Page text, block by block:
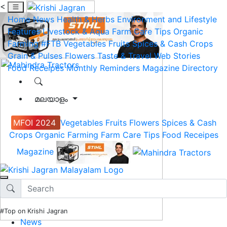
<
Home News Health & Herbs Environment and Lifestyle
Features Livestock & Aqua Farm Care Tips Organic
Farming #FTB Vegetables Fruits Spices & Cash Crops
Grain & Pulses Flowers Taste & Travel Web Stories
Food Receipes Monthly Reminders Magazine Directory
മലയാളം
MFOI 2024 Vegetables Fruits Flowers Spices & Cash
Crops Organic Farming Farm Care Tips Food Receipes
Magazine
#Top on Krishi Jagran
News